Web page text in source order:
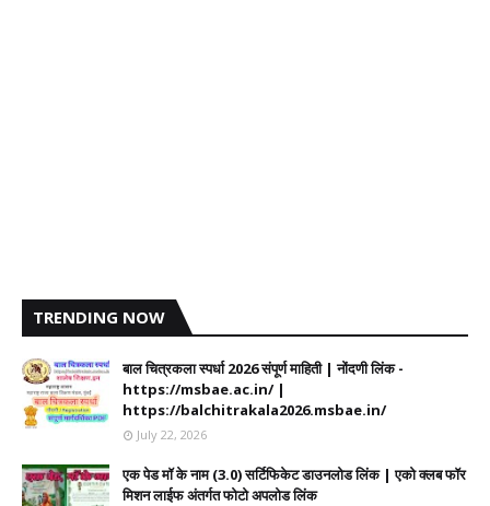
TRENDING NOW
बाल चित्रकला स्पर्धा 2026 संपूर्ण माहिती | नोंदणी लिंक -
https://msbae.ac.in/ |
https://balchitrakala2026.msbae.in/
July 22, 2026
एक पेड मॉ के नाम (3.0) सर्टिफिकेट डाउनलोड लिंक | एको क्लब फॉर
मिशन लाईफ अंतर्गत फोटो अपलोड लिंक